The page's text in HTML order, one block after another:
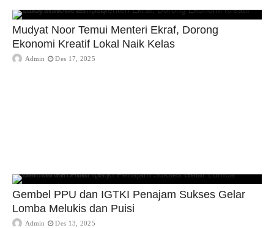
Mudyat Noor Temui Menteri Ekraf, Dorong
Ekonomi Kreatif Lokal Naik Kelas
Admin Des 17, 2025
Gembel PPU dan IGTKI Penajam Sukses Gelar
Lomba Melukis dan Puisi
Admin Des 13, 2025